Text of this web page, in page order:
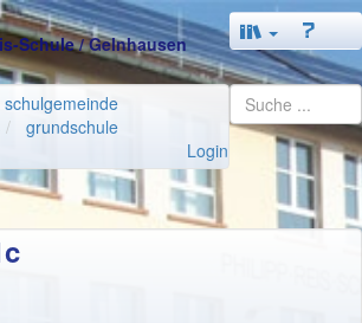
Schule/ Gelnhausen
schulgemeinde
grundschule
Login